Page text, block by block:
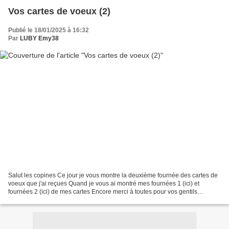
Vos cartes de voeux (2)
Publié le 18/01/2025 à 16:32
Par LUBY Emy38
Salut les copines Ce jour je vous montre la deuxième fournée des cartes de
voeux que j'ai reçues Quand je vous ai montré mes fournées 1 (ici) et
fournées 2 (ici) de mes cartes Encore merci à toutes pour vos gentils